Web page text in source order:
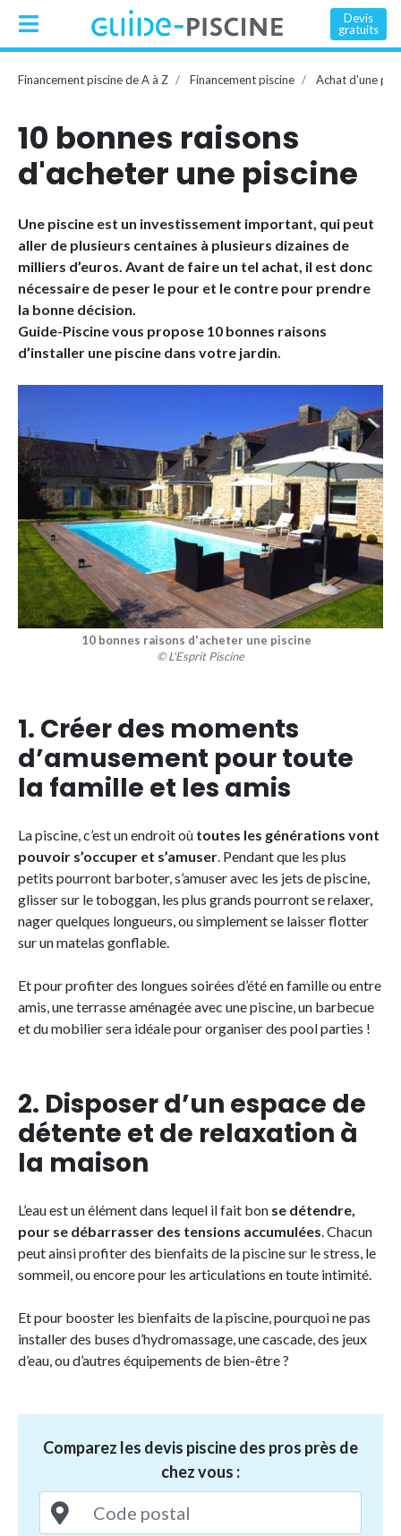
Devis
gratuits
Financement piscine de A à Z Financement piscine Achat d'une
10 bonnes raisons
d'acheter une piscine
Une piscine est un investissement important, qui peut
aller de plusieurs centaines à plusieurs dizaines de
milliers d’euros. Avant de faire un tel achat, il est donc
nécessaire de peser le pour et le contre pour prendre
la bonne décision.
Guide-Piscine vous propose 10 bonnes raisons
d’installer une piscine dans votre jardin.
10 bonnes raisons d'acheter une piscine
© L'Esprit Piscine
1. Créer des moments
d’amusement pour toute
la famille et les amis
La piscine, c’est un endroit où toutes les générations vont
pouvoir s’occuper et s’amuser. Pendant que les plus
petits pourront barboter, s’amuser avec les jets de piscine,
glisser sur le toboggan, les plus grands pourront se relaxer,
nager quelques longueurs, ou simplement se laisser flotter
sur un matelas gonflable.
Et pour profiter des longues soirées d’été en famille ou entre
amis, une terrasse aménagée avec une piscine, un barbecue
et du mobilier sera idéale pour organiser des pool parties !
2. Disposer d’un espace de
détente et de relaxation à
la maison
L’eau est un élément dans lequel il fait bon se détendre,
pour se débarrasser des tensions accumulées. Chacun
peut ainsi profiter des bienfaits de la piscine sur le stress, le
sommeil, ou encore pour les articulations en toute intimité.
Et pour booster les bienfaits de la piscine, pourquoi ne pas
installer des buses d’hydromassage, une cascade, des jeux
d’eau, ou d’autres équipements de bien-être ?
Comparez les devis piscine des pros près de
chez vous :